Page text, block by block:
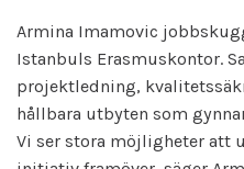
Armina Imamovic
Istanbuls Erasmuskontor.
projektledning,
hållbara utbyten som
Vi ser stora möjligheter att